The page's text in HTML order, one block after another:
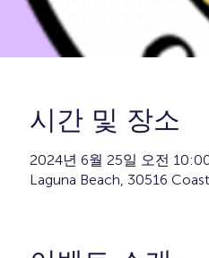
시간 및 장소
2024년 6월 25일 오전
Laguna Beach, 30516